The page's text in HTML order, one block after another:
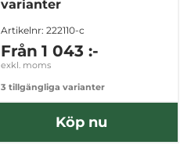
varianter
Artikelnr: 222110-c
Från 1 043 :-
exkl. moms
3 tillgängliga varianter
Köp nu